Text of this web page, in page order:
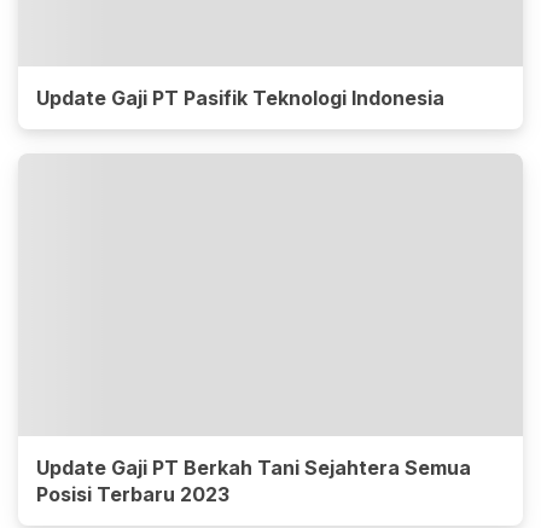
Update Gaji PT Pasifik Teknologi Indonesia
Update Gaji PT Berkah Tani Sejahtera Semua
Posisi Terbaru 2023